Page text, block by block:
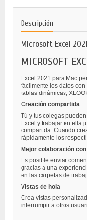
Descripción
Microsoft Excel
MICROSOFT
Excel 2021 para Mac
fácilmente los datos
tablas dinámicas,
Creación compartida
Tú y tus colegas
Excel y trabajar en ella
compartida. Cuando
rápidamente los
Mejor colaboración
Es posible enviar
gracias a una
en las carpetas de
Vistas de hoja
Crea vistas
interrumpir a otros